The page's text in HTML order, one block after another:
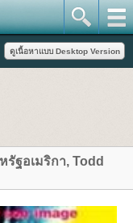
ฐอเมริกา, Todd